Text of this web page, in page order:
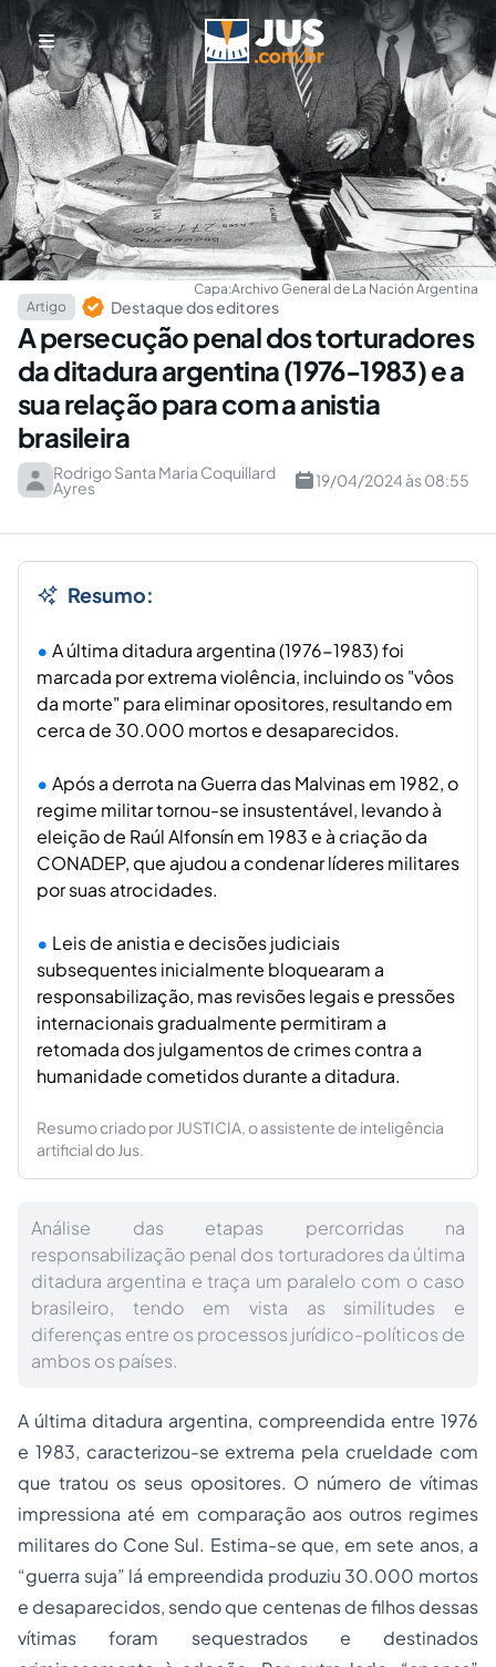
Capa:Archivo General de La Nación Argentina
Artigo
Destaque dos editores
A persecução penal dos torturadores
da ditadura argentina (1976-1983) e a
sua relação para com a anistia
brasileira
Rodrigo Santa Maria Coquillard
Ayres 19/04/2024 às 08:55
Resumo:
A última ditadura argentina (1976-1983) foi
marcada por extrema violência, incluindo os "vôos
da morte" para eliminar opositores, resultando em
cerca de 30.000 mortos e desaparecidos.
Após a derrota na Guerra das Malvinas em 1982, o
regime militar tornou-se insustentável, levando à
eleição de Raúl Alfonsín em 1983 e à criação da
CONADEP, que ajudou a condenar líderes militares
por suas atrocidades.
Leis de anistia e decisões judiciais
subsequentes inicialmente bloquearam a
responsabilização, mas revisões legais e pressões
internacionais gradualmente permitiram a
retomada dos julgamentos de crimes contra a
humanidade cometidos durante a ditadura.
Resumo criado por JUSTICIA, o assistente de inteligência
artificial do Jus.
Análise das etapas percorridas na
responsabilização penal dos torturadores da última
ditadura argentina e traça um paralelo com o caso
brasileiro, tendo em vista as similitudes e
diferenças entre os processos jurídico-políticos de
ambos os países.
A última ditadura argentina, compreendida entre 1976
e 1983, caracterizou-se extrema pela crueldade com
que tratou os seus opositores. O número de vítimas
impressiona até em comparação aos outros regimes
militares do Cone Sul. Estima-se que, em sete anos, a
“guerra suja” lá empreendida produziu 30.000 mortos
e desaparecidos, sendo que centenas de filhos dessas
vítimas foram sequestrados e destinados